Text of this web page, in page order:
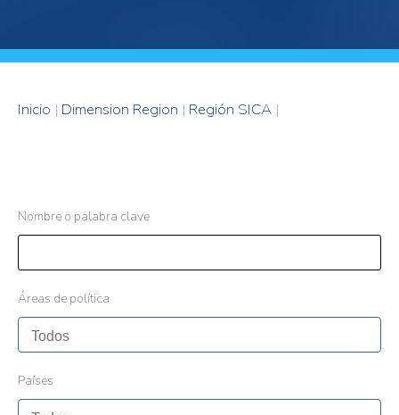
Inicio | Dimension Region | Región SICA |
Nombre o palabra clave
Áreas de política
Países